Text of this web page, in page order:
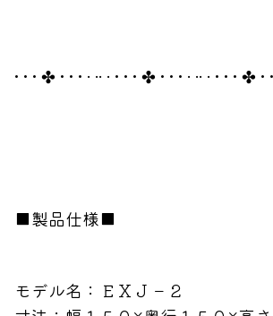
• • • ✤ • • • · ·· · • • • ✤ • • • · ·· · • • • ✤ •
■製品仕様■
モデル名：ＥＸＪ－２